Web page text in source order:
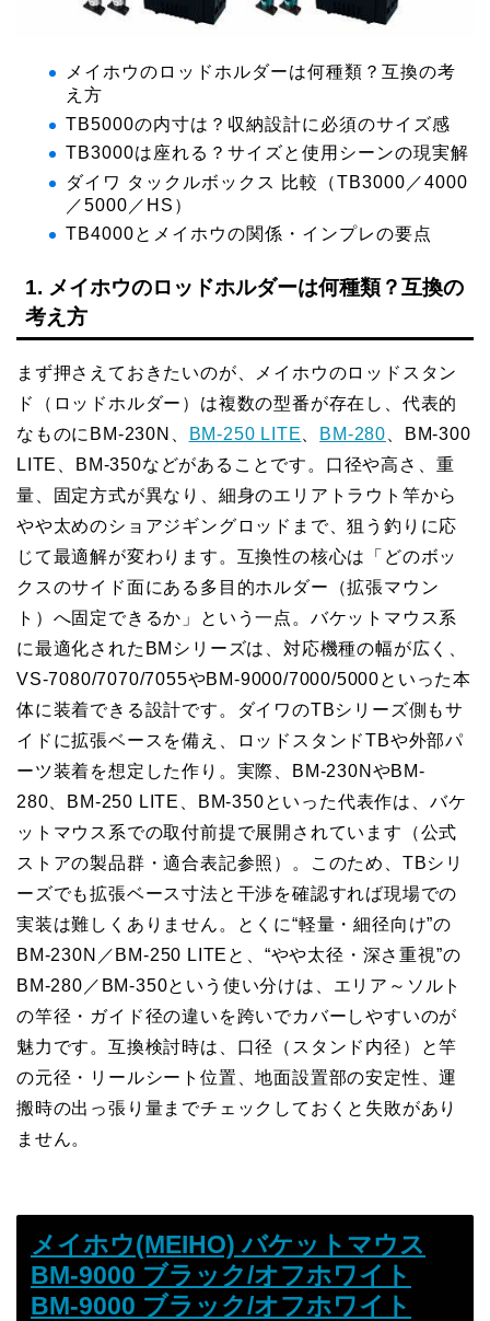
メイホウのロッドホルダーは何種類？互換の考
え方
TB5000の内寸は？収納設計に必須のサイズ感
TB3000は座れる？サイズと使用シーンの現実解
ダイワ タックルボックス 比較（TB3000／4000
／5000／HS）
TB4000とメイホウの関係・インプレの要点
1. メイホウのロッドホルダーは何種類？互換の
考え方
まず押さえておきたいのが、メイホウのロッドスタン
ド（ロッドホルダー）は複数の型番が存在し、代表的
なものにBM-230N、
BM-250 LITE BM-280 、BM-300
LITE、BM-350などがあることです。口径や高さ、重
量、固定方式が異なり、細身のエリアトラウト竿から
やや太めのショアジギングロッドまで、狙う釣りに応
じて最適解が変わります。互換性の核心は「どのボッ
クスのサイド面にある多目的ホルダー（拡張マウン
ト）へ固定できるか」という一点。バケットマウス系
に最適化されたBMシリーズは、対応機種の幅が広く、
VS-7080/7070/7055やBM-9000/7000/5000といった本
体に装着できる設計です。ダイワのTBシリーズ側もサ
イドに拡張ベースを備え、ロッドスタンドTBや外部パ
ーツ装着を想定した作り。実際、BM-230NやBM-
280、BM-250 LITE、BM-350といった代表作は、バケ
ットマウス系での取付前提で展開されています（公式
ストアの製品群・適合表記参照）。このため、TBシリ
ーズでも拡張ベース寸法と干渉を確認すれば現場での
実装は難しくありません。とくに“軽量・細径向け”の
BM-230N／BM-250 LITEと、“やや太径・深さ重視”の
BM-280／BM-350という使い分けは、エリア～ソルト
の竿径・ガイド径の違いを跨いでカバーしやすいのが
魅力です。互換検討時は、口径（スタンド内径）と竿
の元径・リールシート位置、地面設置部の安定性、運
搬時の出っ張り量までチェックしておくと失敗があり
ません。
メイホウ(MEIHO) バケットマウス
BM-9000 ブラック/オフホワイト
BM-9000 ブラック/オフホワイト